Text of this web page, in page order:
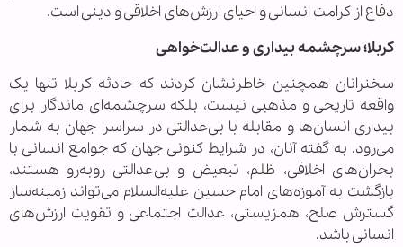
دفاع از کرامت انسانی و احیای ارزش‌های اخلاقی و دینی است.
کربلا؛ سرچشمه بیداری و عدالت‌خواهی
سخنرانان همچنین خاطرنشان کردند که حادثه کربلا تنها یک
واقعه تاریخی و مذهبی نیست، بلکه سرچشمه‌ای ماندگار برای
بیداری انسان‌ها و مقابله با بی‌عدالتی در سراسر جهان به شمار
می‌رود. به گفته آنان، در شرایط کنونی جهان که جوامع انسانی با
بحران‌های اخلاقی، ظلم، تبعیض و بی‌عدالتی روبه‌رو هستند،
بازگشت به آموزه‌های امام حسین علیه‌السلام می‌تواند زمینه‌ساز
گسترش صلح، همزیستی، عدالت اجتماعی و تقویت ارزش‌های
انسانی باشد.